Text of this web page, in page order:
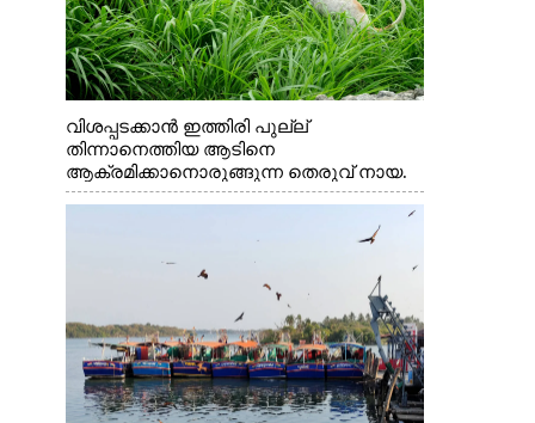
വിശപ്പടക്കാൻ ഇത്തിരി പുല്ല്
തിന്നാനെത്തിയ ആടിനെ
ആക്രമിക്കാനൊരുങ്ങുന്ന തെരുവ് നായ.
എറണാകുളം വാത്തുരുത്തിയിൽ നിന്നുള്ള